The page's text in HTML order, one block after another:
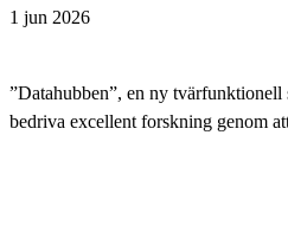
1 jun 2026
”Datahubben”, en ny
bedriva excellent forskning genom